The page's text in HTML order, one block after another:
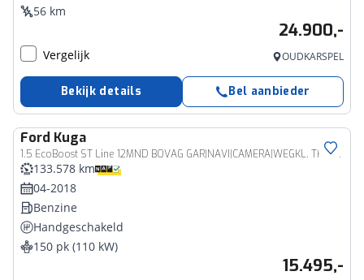
56 km
24.900,-
Vergelijk OUDKARSPEL
Bekijk details Bel aanbieder
Ford Kuga
1.5 EcoBoost ST Line 12MND BOVAG GAR|NAVI|CAMERA|WEGKL. TREKHAAK|STOEL+STUURVERW
133.578 km
04-2018
Benzine
Handgeschakeld
150 pk (110 kW)
15.495,-